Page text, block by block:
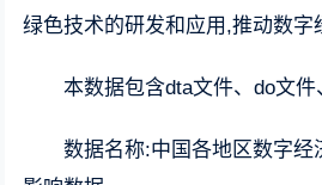
绿色技术的研发和应用,推动数字
本数据包含dta文件、do文件
数据名称:中国各地区数字经